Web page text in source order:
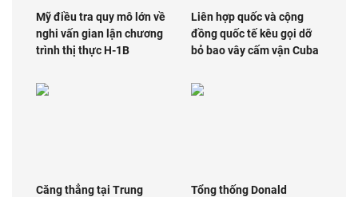
Mỹ điều tra quy mô lớn về
nghi vấn gian lận chương
trình thị thực H-1B
Liên hợp quốc và cộng
đồng quốc tế kêu gọi dỡ
bỏ bao vây cấm vận Cuba
Căng thẳng tại Trung
Tổng thống Donald